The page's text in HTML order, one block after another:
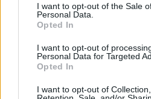
I want to opt-out of the Sale
Personal Data.
Opted In
I want to opt-out of
Personal Data for Targeted
Opted In
I want to opt-out of Collection,
relación con el reciente
95/2010 del GM
(sic) Juan José Oyarzún,
contiene algunos
errores tanto en la forma
asimilando Ritos distintos